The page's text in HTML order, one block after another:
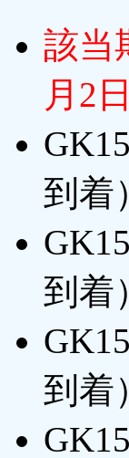
該当
月2
到着
到着
到着